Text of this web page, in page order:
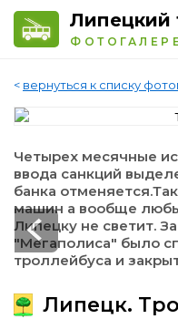
Липецкий
< вернуться к списку
Четырех месячные
ввода санкций
банка
машин а вообще
Липецку не светит.
"Мегаполиса" было
троллейбуса и
Липецк.